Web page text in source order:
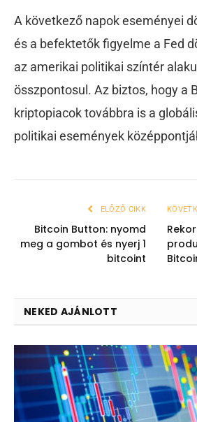
A következő napok eseményei
és a befektetők figyelme a Fed
az amerikai politikai színtér
összpontosul. Az biztos, hogy a
kriptopiacok továbbra is a
politikai események
ELŐZŐ CIKK
Bitcoin Button: nyomd
meg a gombot és nyerj 1
bitcoint
NEKED AJÁNLOTT